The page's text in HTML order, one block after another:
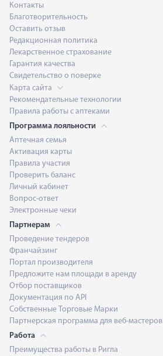
Контакты
Благотворительность
Оставить отзыв
Редакционная политика
Лекарственное страхование
Гарантия качества
Свидетельство о поверке
Карта сайта
Рекомендательные технологии
Правила работы с аптеками
Программа лояльности
Аптечная семья
Активация карты
Правила участия
Проверить баланс
Личный кабинет
Вопрос-ответ
Электронные чеки
Партнерам
Проведение тендеров
Франчайзинг
Портал производителя
Предложите нам площади в аренду
Отбор поставщиков
Документация по API
Собственные Торговые Марки
Партнерская программа для веб-мастеров
Работа
Преимущества работы в Ригла